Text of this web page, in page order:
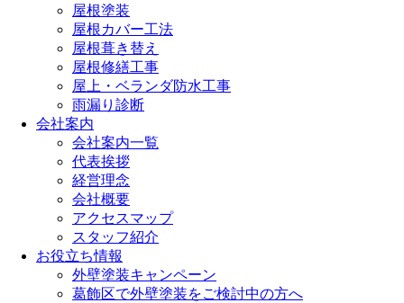
屋根塗装
屋根カバー工法
屋根葺き替え
屋根修繕工事
屋上・ベランダ防水工事
雨漏り診断
会社案内
会社案内一覧
代表挨拶
経営理念
会社概要
アクセスマップ
スタッフ紹介
お役立ち情報
外壁塗装キャンペーン
葛飾区で外壁塗装をご検討中の方へ